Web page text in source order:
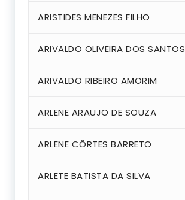
ARISTIDES MENEZES FILHO
ARIVALDO OLIVEIRA DOS SANTOS
ARIVALDO RIBEIRO AMORIM
ARLENE ARAUJO DE SOUZA
ARLENE CÔRTES BARRETO
ARLETE BATISTA DA SILVA